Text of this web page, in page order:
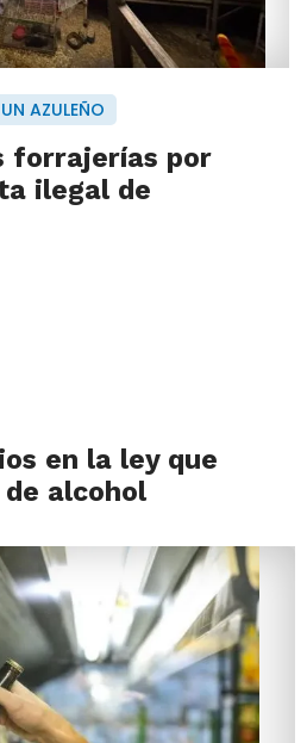
AZULEÑO
forrajerías por
ilegal de
en la ley que
alcohol